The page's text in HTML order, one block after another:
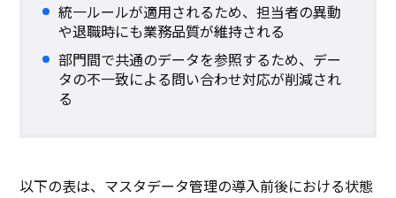
統一ルールが適用されるため、担当者の異動
や退職時にも業務品質が維持される
部門間で共通のデータを参照するため、デー
タの不一致による問い合わせ対応が削減され
る
以下の表は、マスタデータ管理の導入前後における状態